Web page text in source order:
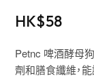
HK$58
Petnc 啤酒酵母
劑和膳食纖維，